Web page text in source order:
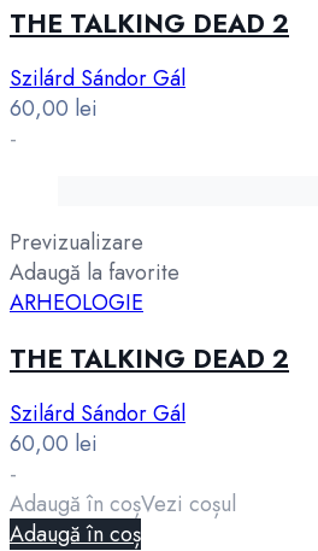
THE TALKING DEAD 2
Szilárd Sándor Gál
60,00 lei
-
Previzualizare
Adaugă la favorite
ARHEOLOGIE
THE TALKING DEAD 2
Szilárd Sándor Gál
60,00 lei
-
Adaugă în coșVezi coșul
Adaugă în coș